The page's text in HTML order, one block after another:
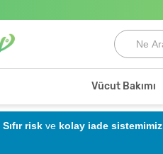
Vücut Bakımı
Sıfır risk ve kolay iade sistemimiz